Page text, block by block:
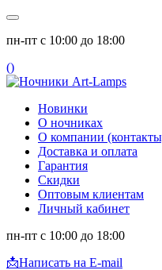
пн-пт с 10:00 до 18:00
()
Новинки
О ночниках
О компании
Доставка и оплата
Гарантия
Скидки
Оптовым клиентам
Личный кабинет
пн-пт с 10:00 до 18:00
📩Написать на E-mail